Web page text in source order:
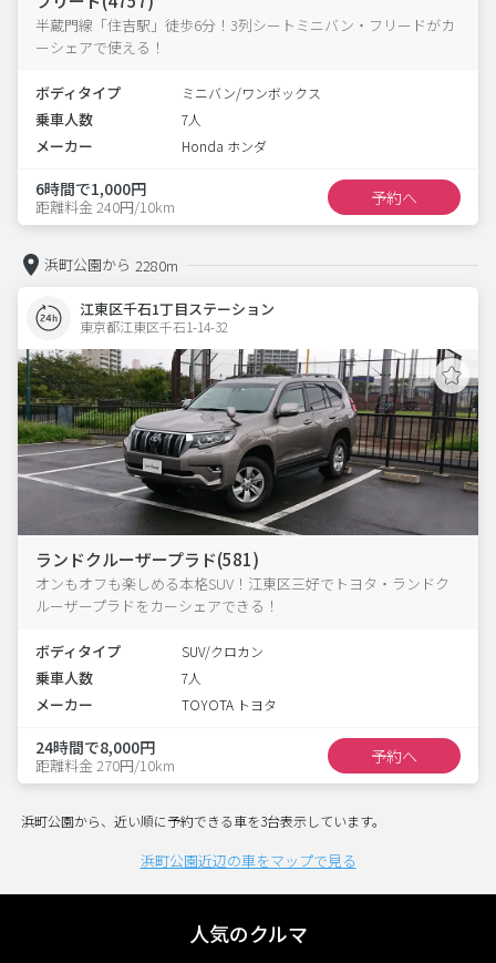
半蔵門線「住吉駅」徒歩6分！3列シートミニバン・フリードがカ
ーシェアで使える！
ボディタイプ ミニバン/ワンボックス
乗車人数 7人
メーカー Honda ホンダ
6時間で1,000円
距離料金 240円/10km 予約へ
浜町公園から 2280m
江東区千石1丁目ステーション
東京都江東区千石1-14-32
ランドクルーザープラド(581)
オンもオフも楽しめる本格SUV！江東区三好でトヨタ・ランドク
ルーザープラドをカーシェアできる！
ボディタイプ SUV/クロカン
乗車人数 7人
メーカー TOYOTA トヨタ
24時間で8,000円
距離料金 270円/10km 予約へ
浜町公園から、近い順に予約できる車を3台表示しています。
浜町公園近辺の車をマップで見る
人気のクルマ